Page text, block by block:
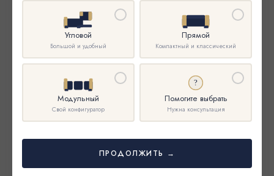
Угловой
Большой и удобный
Прямой
Компактный и классический
Модульный
Свой конфигуратор
?
Помогите выбрать
Нужна консультация
ПРОДОЛЖИТЬ →